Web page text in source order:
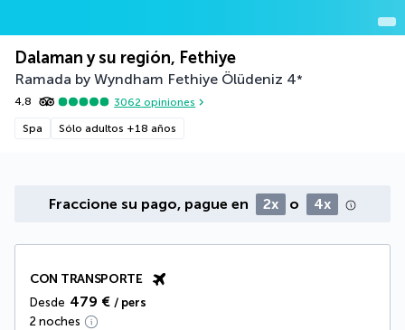
Dalaman y su región, Fethiye
Ramada by Wyndham Fethiye Ölüdeniz 4*
4,8 3062 opiniones
Spa Sólo adultos +18 años
Fraccione su pago, pague en 2x o 4x
CON TRANSPORTE
Desde 479 € / pers
2 noches